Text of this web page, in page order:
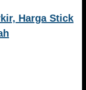
Harga Stick